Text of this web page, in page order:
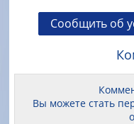
Сообщить об
Вы можете стать